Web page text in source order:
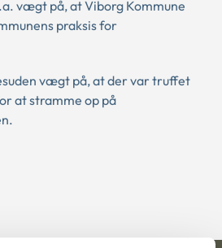
vægt på, at Viborg Kommune
praksis for
vægt på, at der var truffet
at stramme op på